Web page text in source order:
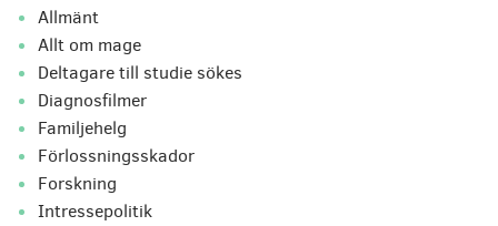
Allmänt
Allt om mage
Deltagare till studie sökes
Diagnosfilmer
Familjehelg
Förlossningsskador
Forskning
Intressepolitik